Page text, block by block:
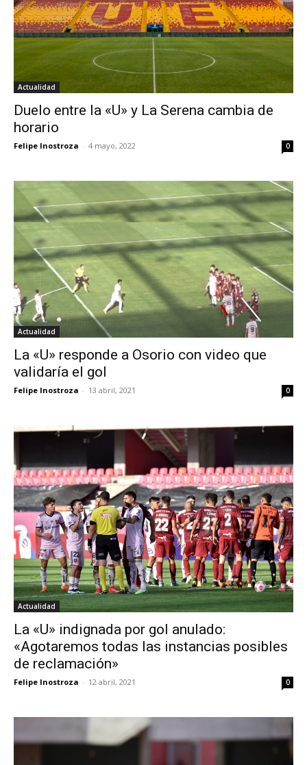
Actualidad
Duelo entre la «U» y La Serena cambia de
horario
Felipe Inostroza - 4 mayo, 2022 0
Actualidad
La «U» responde a Osorio con video que
validaría el gol
Felipe Inostroza - 13 abril, 2021 0
Actualidad
La «U» indignada por gol anulado:
«Agotaremos todas las instancias posibles
de reclamación»
Felipe Inostroza - 12 abril, 2021 0